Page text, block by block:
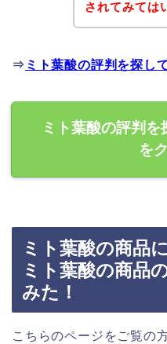
されてみては
⇒ ミト葉酸の評判を探し
ミト葉酸の評判
を
ミト葉酸の商品
ミト葉酸の商品
みた！
こちらのページをご覧の